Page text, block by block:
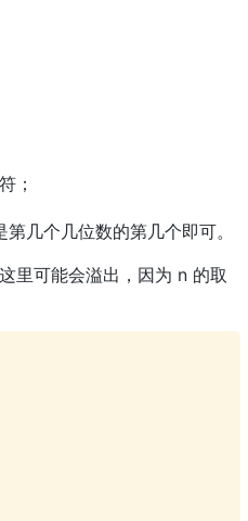
；
几个几位数的第几个即可。
里可能会溢出，因为 n 的取